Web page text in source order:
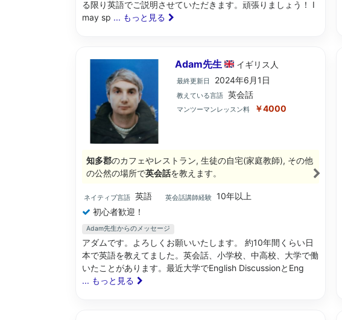
る限り英語でご説明させていただきます。頑張りましょう！ I
may sp ... もっと見る
Adam先生 イギリス 人
最終更新日 2024年6月1日
教えている言語 英会話
マンツーマンレッスン料 ￥4000
知多郡のカフェやレストラン, 生徒の自宅(家庭教師), その他
の公然の場所で英会話を教えます。
ネイティブ言語 英語 英会話講師経験
10年以上
初心者歓迎！
Adam先生からのメッセージ
アダムです。よろしくお願いいたします。 約10年間くらい日
本で英語を教えてました。英会話、小学校、中高校、大学で働
いたことがあります。最近大学でEnglish DiscussionとEng
... もっと見る